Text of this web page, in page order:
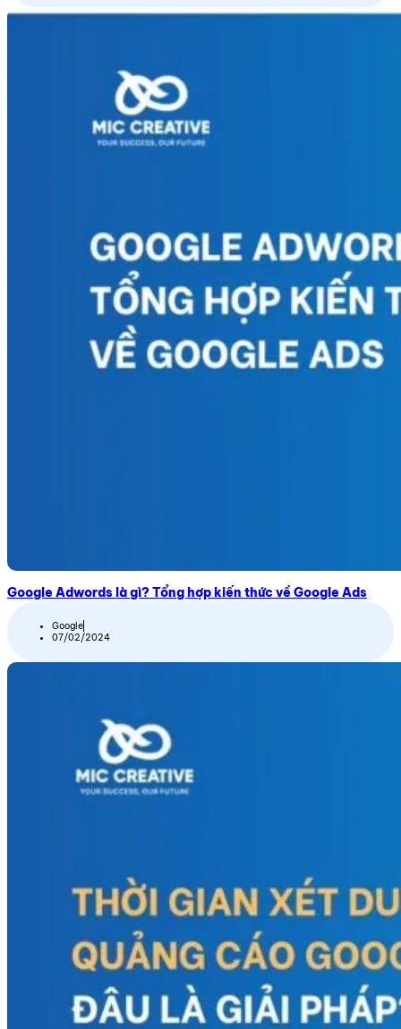
Google Adwords là gì? Tổng hợp kiến thức về Google Ads
Google
07/02/2024